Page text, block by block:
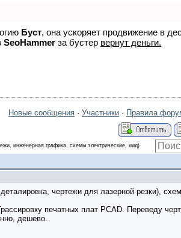
Буст, она ускоряет продвижение в
SeoHammer за бустер вернут деньги.
Новые сообщения · Участники · Правила
инженерная графика, схемы электрические, кмд)
чертежи для лазерной резки),
печатных плат PCAD. Переведу
дешево.